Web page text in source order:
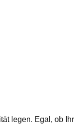
legen. Egal, ob